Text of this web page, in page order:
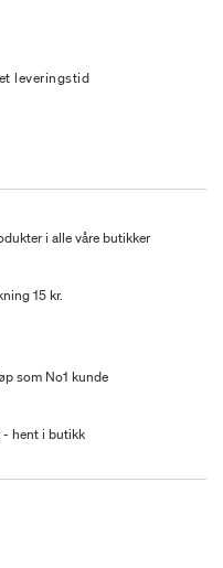
leveringstid
i alle våre butikker
15 kr.
som No1 kunde
- hent i butikk